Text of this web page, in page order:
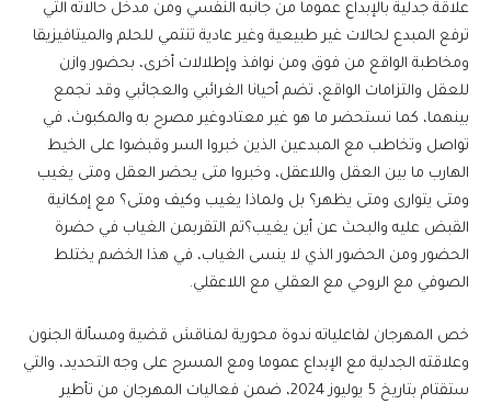
علاقة جدلية بالإبداع عموما من جانبه النفسي ومن مدخل حالاته التي
ترفع المبدع لحالات غير طبيعية وغير عادية تنتمي للحلم والميتافيزيقا
ومخاطبة الواقع من فوق ومن نوافذ وإطلالات أخرى، بحضور وازن
للعقل والتزامات الواقع، تضم أحيانا الغرائبي والعجائبي وقد تجمع
بينهما، كما تستحضر ما هو غير معتادوغير مصرح به والمكبوث، في
تواصل وتخاطب مع المبدعين الذين خبروا السر وقبضوا على الخيط
الهارب ما بين العقل واللاعقل، وخبروا متى يحضر العقل ومتى يغيب
ومتى يتوارى ومتى يظهر؟ بل ولماذا يغيب وكيف ومتى؟ مع إمكانية
القبض عليه والبحث عن أين يغيب؟تم التقربمن الغياب في حضرة
الحضور ومن الحضور الذي لا ينسى الغياب، في هذا الخضم يختلط
الصوفي مع الروحي مع العقلي مع اللاعقلي.
خص المهرجان لفاعلياته ندوة محورية لمناقش قضية ومسألة الجنون
وعلاقته الجدلية مع الإبداع عموما ومع المسرح على وجه التحديد، والتي
ستقتام بتاريخ 5 يوليوز 2024، ضمن فعاليات المهرجان من تأطير